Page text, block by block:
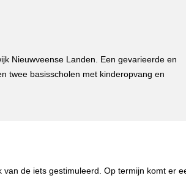
Nieuwveense Landen. Een gevarieerde en
twee basisscholen met kinderopvang en
de iets gestimuleerd. Op termijn komt er